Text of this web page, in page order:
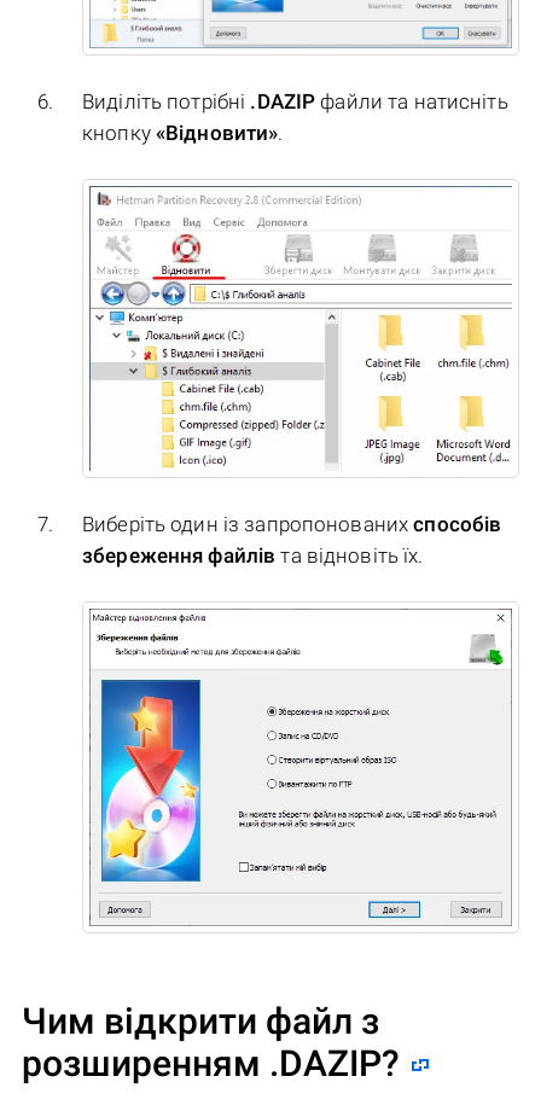
Виділіть потрібні .DAZIP файли та натисніть
кнопку «Відновити».
Виберіть один із запропонованихспособів
збереження файлів та відновіть їх.
Чим відкрити файл з
розширенням .DAZIP?